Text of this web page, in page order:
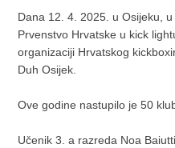
Dana 12. 4. 2025. u Osijeku,
Prvenstvo Hrvatske u kick
organizaciji Hrvatskog
Duh Osijek.
Ove godine nastupilo je 50
Učenik 3. a razreda Noa